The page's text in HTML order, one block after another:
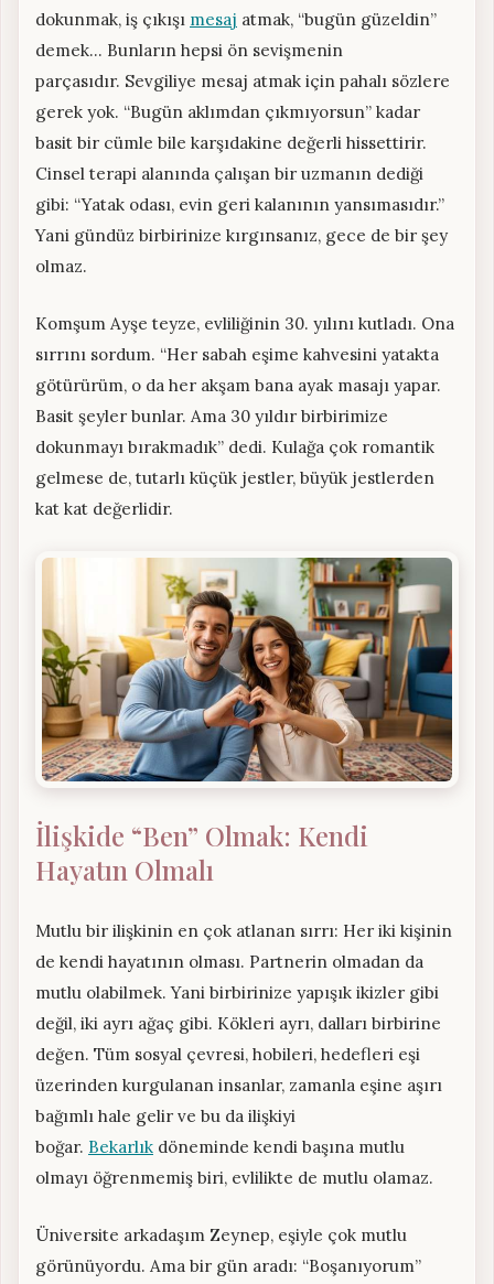
dokunmak, iş çıkışı mesaj atmak, “bugün güzeldin”
demek… Bunların hepsi ön sevişmenin
parçasıdır. Sevgiliye mesaj atmak için pahalı sözlere
gerek yok. “Bugün aklımdan çıkmıyorsun” kadar
basit bir cümle bile karşıdakine değerli hissettirir.
Cinsel terapi alanında çalışan bir uzmanın dediği
gibi: “Yatak odası, evin geri kalanının yansımasıdır.”
Yani gündüz birbirinize kırgınsanız, gece de bir şey
olmaz.
Komşum Ayşe teyze, evliliğinin 30. yılını kutladı. Ona
sırrını sordum. “Her sabah eşime kahvesini yatakta
götürürüm, o da her akşam bana ayak masajı yapar.
Basit şeyler bunlar. Ama 30 yıldır birbirimize
dokunmayı bırakmadık” dedi. Kulağa çok romantik
gelmese de, tutarlı küçük jestler, büyük jestlerden
kat kat değerlidir.
İlişkide “Ben” Olmak: Kendi
Hayatın Olmalı
Mutlu bir ilişkinin en çok atlanan sırrı: Her iki kişinin
de kendi hayatının olması. Partnerin olmadan da
mutlu olabilmek. Yani birbirinize yapışık ikizler gibi
değil, iki ayrı ağaç gibi. Kökleri ayrı, dalları birbirine
değen. Tüm sosyal çevresi, hobileri, hedefleri eşi
üzerinden kurgulanan insanlar, zamanla eşine aşırı
bağımlı hale gelir ve bu da ilişkiyi
boğar. Bekarlık döneminde kendi başına mutlu
olmayı öğrenmemiş biri, evlilikte de mutlu olamaz.
Üniversite arkadaşım Zeynep, eşiyle çok mutlu
görünüyordu. Ama bir gün aradı: “Boşanıyorum”